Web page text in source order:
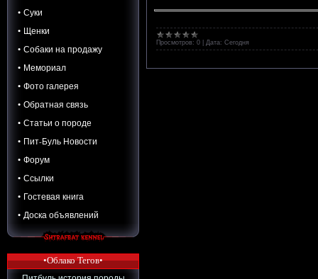
• Суки
• Щенки
• Собаки на продажу
• Мемориал
• Фото галерея
• Обратная связь
• Статьи о породе
• Пит-Буль Новости
• Форум
• Ссылки
• Гостевая книга
• Доска объявлений
•Облако Тегов•
Просмотров: 0 Дата: Сегодня